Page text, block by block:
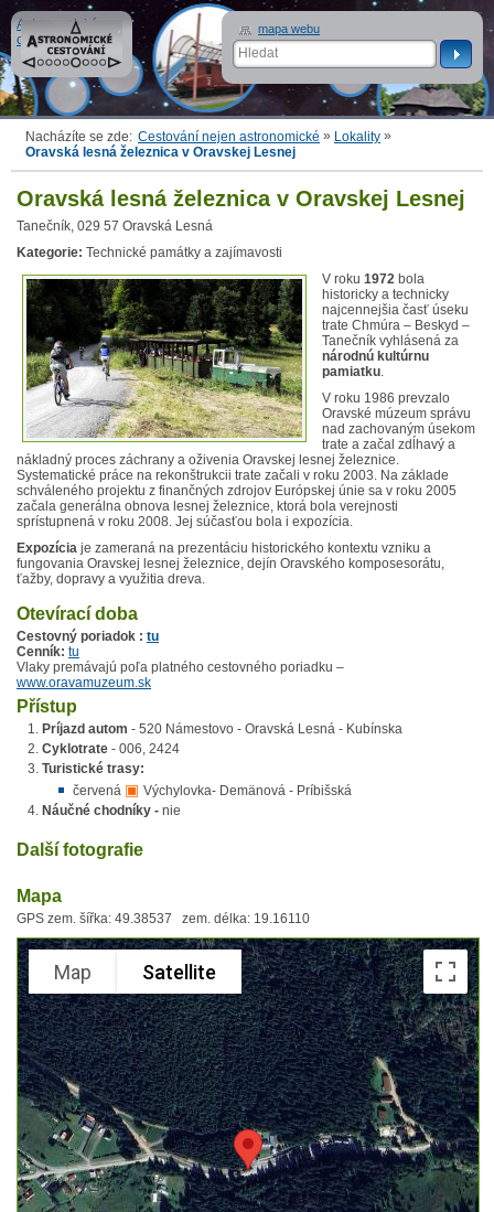
Astronomické
cestování
Nacházíte se zde: Cestování nejen astronomické » Lokality »
Oravská lesná železnica v Oravskej Lesnej
Oravská lesná železnica v Oravskej Lesnej
Tanečník, 029 57 Oravská Lesná
Kategorie: Technické památky a zajímavosti
V roku 1972 bola
historicky a technicky
najcennejšia časť úseku
trate Chmúra – Beskyd –
Tanečník vyhlásená za
národnú kultúrnu
pamiatku.
V roku 1986 prevzalo
Oravské múzeum správu
nad zachovaným úsekom
trate a začal zdĺhavý a
nákladný proces záchrany a oživenia Oravskej lesnej železnice.
Systematické práce na rekonštrukcii trate začali v roku 2003. Na základe
schváleného projektu z finančných zdrojov Európskej únie sa v roku 2005
začala generálna obnova lesnej železnice, ktorá bola verejnosti
sprístupnená v roku 2008. Jej súčasťou bola i expozícia.
Expozícia je zameraná na prezentáciu historického kontextu vzniku a
fungovania Oravskej lesnej železnice, dejín Oravského komposesorátu,
ťažby, dopravy a využitia dreva.
Otevírací doba
Cestovný poriadok : tu
Cenník: tu
Vlaky premávajú poľa platného cestovného poriadku –
www.oravamuzeum.sk
Přístup
Príjazd autom - 520 Námestovo - Oravská Lesná - Kubínska
Cyklotrate - 006, 2424
Turistické trasy:
červená ▣ Výchylovka- Demänová - Príbišská
Náučné chodníky - nie
Další fotografie
Mapa
GPS zem. šířka: 49.38537 zem. délka: 19.16110
Map Satellite
mapa webu